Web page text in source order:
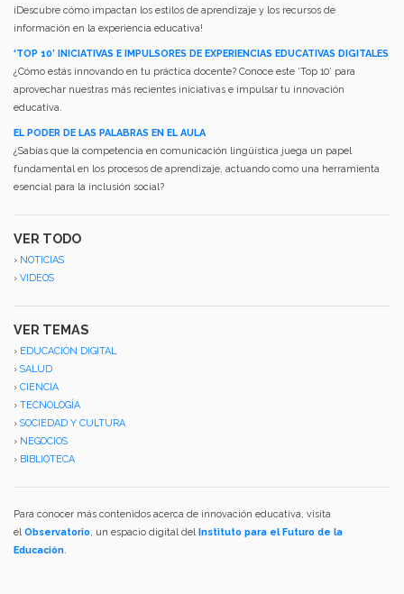
¡Descubre cómo impactan los estilos de aprendizaje y los recursos de
información en la experiencia educativa!
‘TOP 10’ INICIATIVAS E IMPULSORES DE EXPERIENCIAS EDUCATIVAS DIGITALES
¿Cómo estás innovando en tu práctica docente? Conoce este ‘Top 10’ para
aprovechar nuestras más recientes iniciativas e impulsar tu innovación
educativa.
EL PODER DE LAS PALABRAS EN EL AULA
¿Sabías que la competencia en comunicación lingüística juega un papel
fundamental en los procesos de aprendizaje, actuando como una herramienta
esencial para la inclusión social?
VER TODO
› NOTICIAS
› VIDEOS
VER TEMAS
› EDUCACIÓN DIGITAL
› SALUD
› CIENCIA
› TECNOLOGÍA
› SOCIEDAD Y CULTURA
› NEGOCIOS
› BIBLIOTECA
Para conocer más contenidos acerca de innovación educativa, visita
elObservatorio, un espacio digital del Instituto para el Futuro de la
Educación.